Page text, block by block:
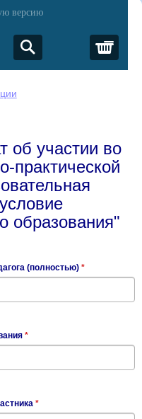
версию
об участии во
практической
образования"
(полностью) *
*
*